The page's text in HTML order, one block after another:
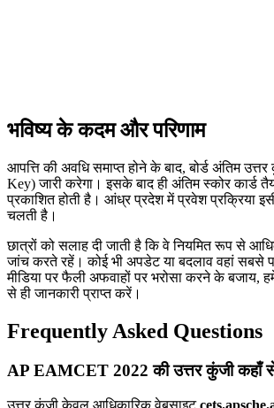
भविष्य के कदम और परिणाम
आपत्ति की अवधि समाप्त होने के बाद, बोर्ड अंतिम
Key) जारी करेगा। इसके बाद ही अंतिम स्कोर कार्ड
प्रकाशित होती है। आंध्र प्रदेश में प्रवेश प्रक्रिया
चलती है।
छात्रों को सलाह दी जाती है कि वे नियमित रूप से
जांच करते रहें। कोई भी अपडेट या बदलाव वहां
मीडिया पर फैली अफवाहों पर भरोसा करने के बजाय,
से ही जानकारी प्राप्त करें।
Frequently Asked Questions
AP EAMCET 2022 की उत्तर कुंजी कहाँ
उत्तर कुंजी केवल आधिकारिक वेबसाइट